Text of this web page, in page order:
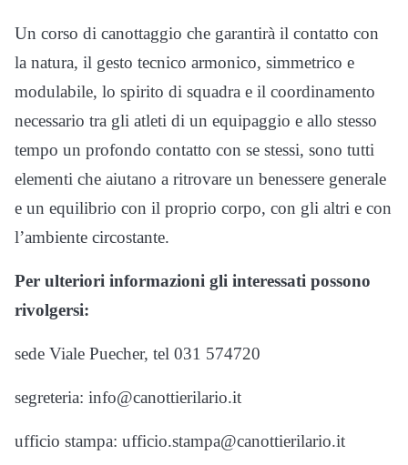
Un corso di canottaggio che garantirà il contatto con
la natura, il gesto tecnico armonico, simmetrico e
modulabile, lo spirito di squadra e il coordinamento
necessario tra gli atleti di un equipaggio e allo stesso
tempo un profondo contatto con se stessi, sono tutti
elementi che aiutano a ritrovare un benessere generale
e un equilibrio con il proprio corpo, con gli altri e con
l’ambiente circostante.
Per ulteriori informazioni gli interessati possono
rivolgersi:
sede Viale Puecher, tel 031 574720
segreteria: info@canottierilario.it
ufficio stampa: ufficio.stampa@canottierilario.it